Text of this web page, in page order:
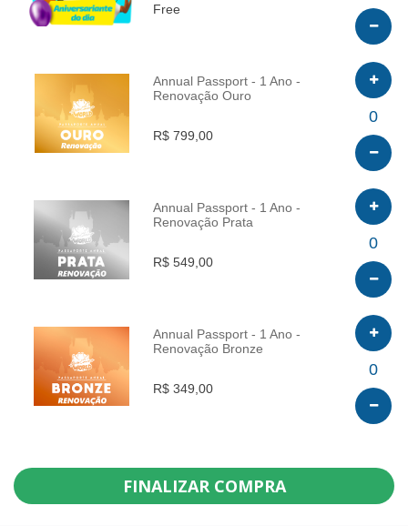
Free
INFO
Annual Passport - 1 Ano -
Renovação Ouro
R$ 799,00
0
INFO
Annual Passport - 1 Ano -
Renovação Prata
R$ 549,00
0
INFO
Annual Passport - 1 Ano -
Renovação Bronze
R$ 349,00
0
FINALIZAR COMPRA